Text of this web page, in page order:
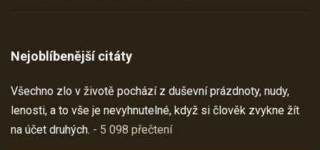
Nejoblíbenější citáty
Všechno zlo v životě pochází z duševní prázdnoty, nudy,
lenosti, a to vše je nevyhnutelné, když si člověk zvykne žít
na účet druhých. - 5 098 přečtení